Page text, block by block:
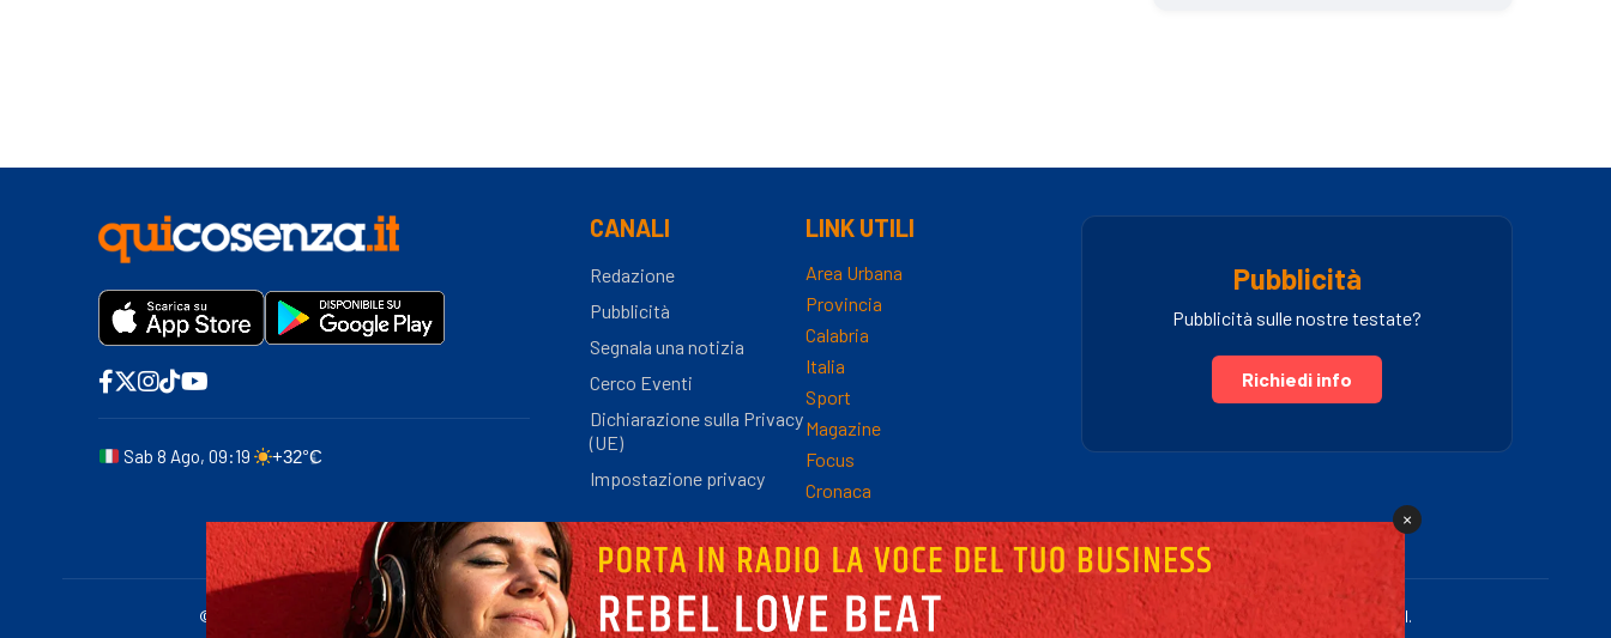
Sab 8 Ago, 09:19 +32°C
CANALI
Redazione
Pubblicità
Segnala una notizia
Cerco Eventi
Dichiarazione sulla Privacy
(UE)
Impostazione privacy
LINK UTILI
Area Urbana
Provincia
Calabria
Italia
Sport
Magazine
Focus
Cronaca
Pubblicità
Pubblicità sulle nostre testate?
Richiedi info
© 2011-2025 quicosenza.it - Tribunale di Cosenza Registro Stampa n.9/2012 - Direttore Responsabile Simona Gambaro | P.IVA 03005460781 | Powered by Fullmidia s.r.l.
×